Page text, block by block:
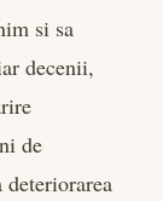
si sa
decenii,
de
deteriorarea